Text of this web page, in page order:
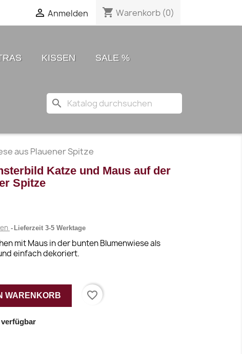
 Anmelden shopping_cart Warenkorb (0)
KISSEN SALE %
search
aus Plauener Spitze
Katze und Maus auf der
Spitze
Lieferzeit 3-5 Werktage
mit Maus in der bunten Blumenwiese als
einfach dekoriert.
WARENKORB favorite_border